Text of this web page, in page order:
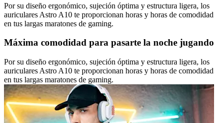
Por su diseño ergonómico, sujeción óptima y estructura ligera, los
auriculares Astro A10 te proporcionan horas y horas de comodidad
en tus largas maratones de gaming.
Máxima comodidad para pasarte la noche jugando
Por su diseño ergonómico, sujeción óptima y estructura ligera, los
auriculares Astro A10 te proporcionan horas y horas de comodidad
en tus largas maratones de gaming.